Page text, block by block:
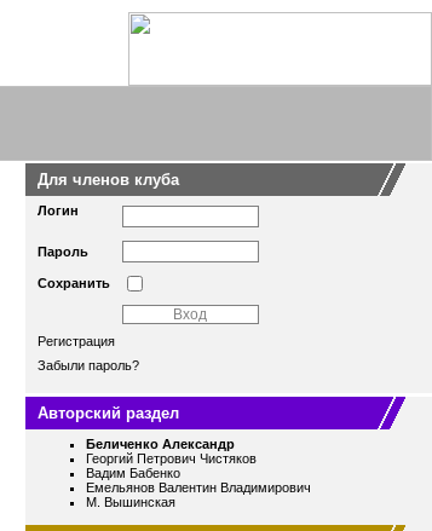
Для членов клуба
Логин
Пароль
Сохранить
Регистрация
Забыли пароль?
Авторский раздел
Беличенко Александр
Георгий Петрович Чистяков
Вадим Бабенко
Емельянов Валентин Владимирович
М. Вышинская